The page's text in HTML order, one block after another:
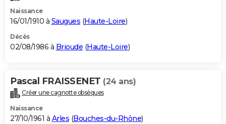
Naissance
16/01/1910 à Saugues (Haute-Loire)
Décès
02/08/1986 à Brioude (Haute-Loire)
Pascal FRAISSENET (24 ans)
Créer une cagnotte obsèques
Naissance
27/10/1961 à Arles (Bouches-du-Rhône)